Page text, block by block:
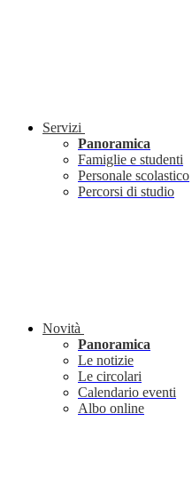
Servizi
Panoramica
Famiglie e studenti
Personale scolastico
Percorsi di studio
Novità
Panoramica
Le notizie
Le circolari
Calendario eventi
Albo online